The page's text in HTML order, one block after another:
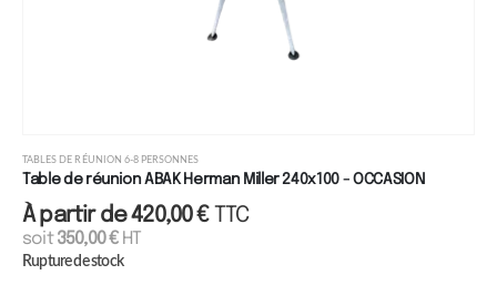
TABLES DE RÉUNION 6-8 PERSONNES
Table de réunion ABAK Herman Miller 240x100 - OCCASION
À partir de420,00€ TTC
soit350,00€HT
Rupture de stock